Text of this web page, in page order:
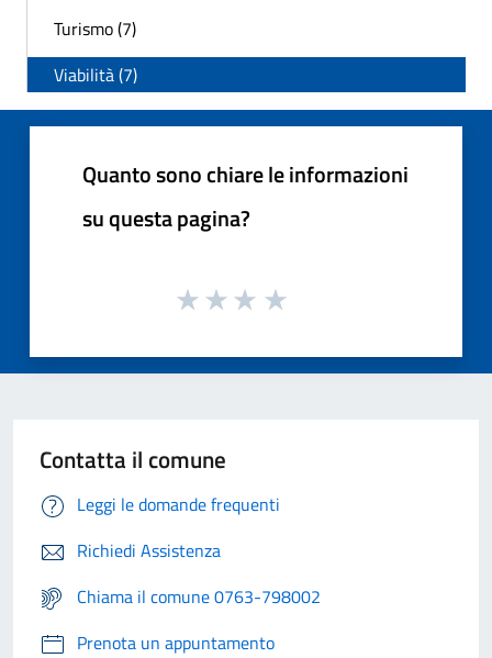
Turismo (7)
Viabilità (7)
Quanto sono chiare le informazioni
su questa pagina?
Contatta il comune
Leggi le domande frequenti
Richiedi Assistenza
Chiama il comune 0763-798002
Prenota un appuntamento